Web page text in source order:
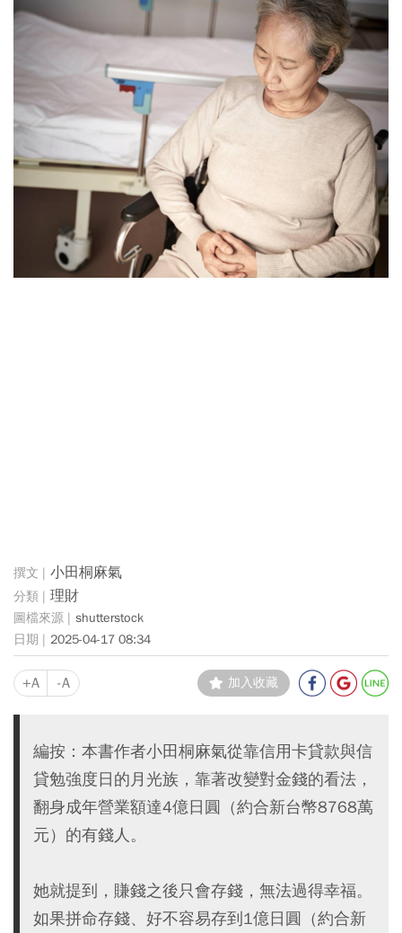
小田桐麻氣
理財
shutterstock
2025-04-17 08:34
+A -A 加入收藏
編按：本書作者小田桐麻氣從靠信用卡貸款與信
貸勉強度日的月光族，靠著改變對金錢的看法，
翻身成年營業額達4億日圓（約合新台幣8768萬
元）的有錢人。
她就提到，賺錢之後只會存錢，無法過得幸福。
如果拼命存錢、好不容易存到1億日圓（約合新